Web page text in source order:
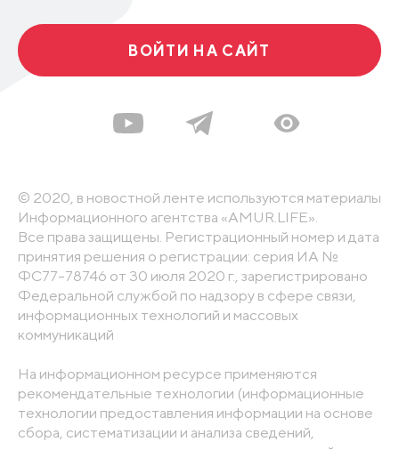
ВОЙТИ НА САЙТ
© 2020, в новостной ленте используются материалы
Информационного агентства «AMUR.LIFE».
Все права защищены. Регистрационный номер и дата
принятия решения о регистрации: серия ИА №
ФС77-78746 от 30 июля 2020 г., зарегистрировано
Федеральной службой по надзору в сфере связи,
информационных технологий и массовых
коммуникаций
На информационном ресурсе применяются
рекомендательные технологии (информационные
технологии предоставления информации на основе
сбора, систематизации и анализа сведений,